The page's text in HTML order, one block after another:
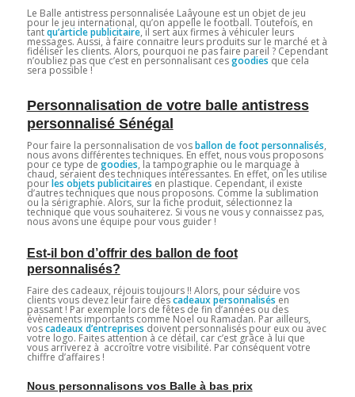
Le Balle antistress personnalisée Laâyoune est un objet de jeu
pour le jeu international, qu’on appelle le football. Toutefois, en
tantqu’article publicitaire, il sert aux firmes à véhiculer leurs
messages. Aussi, à faire connaitre leurs produits sur le marché et à
fidéliser les clients. Alors, pourquoi ne pas faire pareil ? Cependant
n’oubliez pas que c’est en personnalisant cesgoodies que cela
sera possible !
Personnalisation de votre balle antistress
personnalisé Sénégal
Pour faire la personnalisation de vosballon de foot personnalisés,
nous avons différentes techniques. En effet, nous vous proposons
pour ce type de goodies, la tampographie ou le marquage à
chaud, seraient des techniques intéressantes. En effet, on les utilise
pourles objets publicitaires en plastique. Cependant, il existe
d’autres techniques que nous proposons. Comme la sublimation
ou la sérigraphie. Alors, sur la fiche produit, sélectionnez la
technique que vous souhaiterez. Si vous ne vous y connaissez pas,
nous avons une équipe pour vous guider !
Est-il bon d’offrir des ballon de foot
personnalisés?
Faire des cadeaux, réjouis toujours !! Alors, pour séduire vos
clients vous devez leur faire descadeaux personnalisés en
passant ! Par exemple lors de fêtes de fin d’années ou des
évènements importants comme Noel ou Ramadan. Par ailleurs,
voscadeaux d’entreprises doivent personnalisés pour eux ou avec
votre logo. Faites attention à ce détail, car c’est grâce à lui que
vous arriverez à accroître votre visibilité. Par conséquent votre
chiffre d’affaires !
Nous personnalisons vos Balle à bas prix